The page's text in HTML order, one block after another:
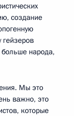
создание
гейзеров
больше народа,
Мы это
важно, это
которые